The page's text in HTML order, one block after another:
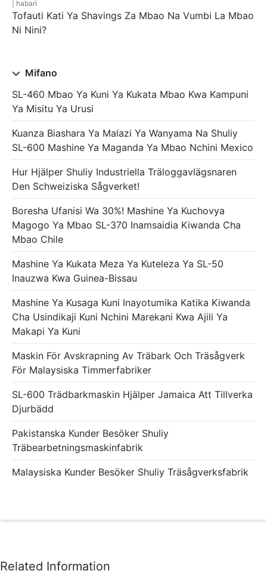
habari
Tofauti Kati Ya Shavings Za Mbao Na Vumbi La Mbao
Ni Nini?
Mifano
SL-460 Mbao Ya Kuni Ya Kukata Mbao Kwa Kampuni
Ya Misitu Ya Urusi
Kuanza Biashara Ya Malazi Ya Wanyama Na Shuliy
SL-600 Mashine Ya Maganda Ya Mbao Nchini Mexico
Hur Hjälper Shuliy Industriella Träloggavlägsnaren
Den Schweiziska Sågverket!
Boresha Ufanisi Wa 30%! Mashine Ya Kuchovya
Magogo Ya Mbao SL-370 Inamsaidia Kiwanda Cha
Mbao Chile
Mashine Ya Kukata Meza Ya Kuteleza Ya SL-50
Inauzwa Kwa Guinea-Bissau
Mashine Ya Kusaga Kuni Inayotumika Katika Kiwanda
Cha Usindikaji Kuni Nchini Marekani Kwa Ajili Ya
Makapi Ya Kuni
Maskin För Avskrapning Av Träbark Och Träsågverk
För Malaysiska Timmerfabriker
SL-600 Trädbarkmaskin Hjälper Jamaica Att Tillverka
Djurbädd
Pakistanska Kunder Besöker Shuliy
Träbearbetningsmaskinfabrik
Malaysiska Kunder Besöker Shuliy Träsågverksfabrik